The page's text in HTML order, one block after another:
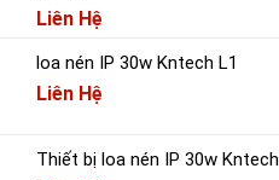
Liên Hệ
loa nén IP 30w Kntech L1
Liên Hệ
Thiết bị loa nén IP 30w Kntech